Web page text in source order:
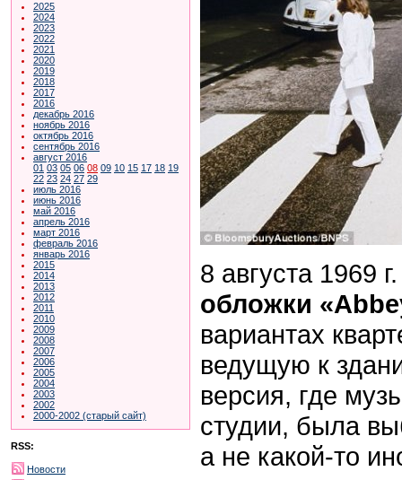
2025
2024
2023
2022
2021
2020
2019
2018
2017
2016
декабрь 2016
ноябрь 2016
октябрь 2016
сентябрь 2016
август 2016
01 03 05 06 08 09 10 15 17 18 19
22 23 24 27 29
июль 2016
июнь 2016
май 2016
апрель 2016
март 2016
февраль 2016
январь 2016
2015
2014
2013
2012
2011
2010
2009
2008
2007
2006
2005
2004
2003
2002
2000-2002 (старый сайт)
RSS:
Новости
8 августа 1969
обложки
вариантах
ведущую к
версия, где
студии, была
а не какой-то